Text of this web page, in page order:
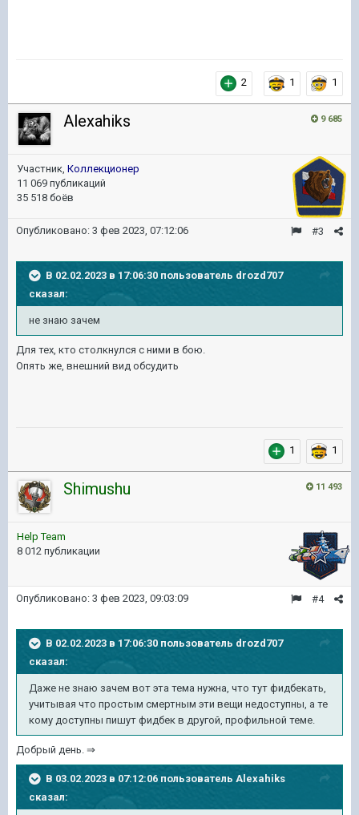
2 1 1
9 685
Alexahiks
Участник, Коллекционер
11 069 публикаций
35 518 боёв
#3
Опубликовано: 3 фев 2023, 07:12:06
В 02.02.2023 в 17:06:30 пользователь drozd707
сказал:
не знаю зачем
Для тех, кто столкнулся с ними в бою.
Опять же, внешний вид обсудить
1 1
11 493
Shimushu
Help Team
8 012 публикации
#4
Опубликовано: 3 фев 2023, 09:03:09
В 02.02.2023 в 17:06:30 пользователь drozd707
сказал:
Даже не знаю зачем вот эта тема нужна, что тут фидбекать,
учитывая что простым смертным эти вещи недоступны, а те
кому доступны пишут фидбек в другой, профильной теме.
Добрый день. ⇒
В 03.02.2023 в 07:12:06 пользователь Alexahiks
сказал: